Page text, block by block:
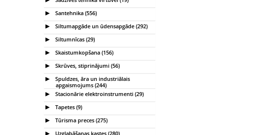
Santehnika (556)
Siltumapgāde un ūdensapgāde (292)
Siltumnīcas (29)
Skaistumkopšana (156)
Skrūves, stiprinājumi (56)
Spuldzes, āra un industriālais
apgaismojums (244)
Stacionārie elektroinstrumenti (29)
Tapetes (9)
Tūrisma preces (275)
Uzglabāšanas kastes (280)